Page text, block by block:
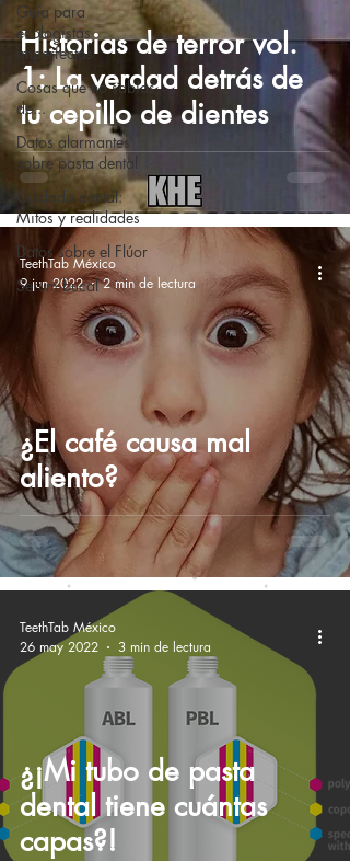
Guía para
ecologistas
imperfectos
Cosas que no sabías
de...
Datos alarmantes
sobre pasta dental
Cuidado dental:
Mitos y realidades
Datos sobre el Flúor
Serum bucal
Historias de terror vol.
1: La verdad detrás de
tu cepillo de dientes
¿El café causa mal
aliento?
TeethTab México
9 jun 2022
2 min de lectura
¿¡Mi tubo de pasta
dental tiene cuántas
capas?!
TeethTab México
26 may 2022
3 min de lectura